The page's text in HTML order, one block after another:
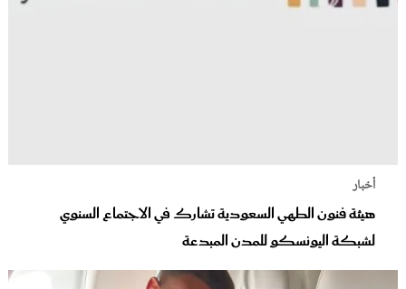
أخبار
هيئة فنون الطهي السعودية تشارك في الاجتماع السنوي
لشبكة اليونسكو للمدن المبدعة